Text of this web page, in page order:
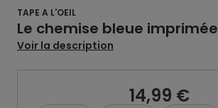
TAPE A L'OEIL
Le chemise bleue imprimée
Voir la description
14,99 €